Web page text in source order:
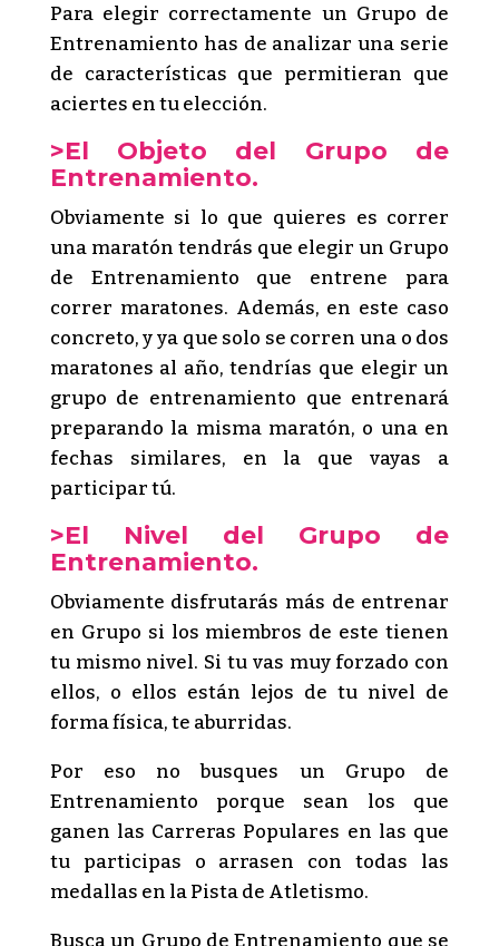
Para elegir correctamente un Grupo de
Entrenamiento has de analizar una serie
de características que permitieran que
aciertes en tu elección.
>El Objeto del Grupo de
Entrenamiento.
Obviamente si lo que quieres es correr
una maratón tendrás que elegir un Grupo
de Entrenamiento que entrene para
correr maratones. Además, en este caso
concreto, y ya que solo se corren una o dos
maratones al año, tendrías que elegir un
grupo de entrenamiento que entrenará
preparando la misma maratón, o una en
fechas similares, en la que vayas a
participar tú.
>El Nivel del Grupo de
Entrenamiento.
Obviamente disfrutarás más de entrenar
en Grupo si los miembros de este tienen
tu mismo nivel. Si tu vas muy forzado con
ellos, o ellos están lejos de tu nivel de
forma física, te aburridas.
Por eso no busques un Grupo de
Entrenamiento porque sean los que
ganen las Carreras Populares en las que
tu participas o arrasen con todas las
medallas en la Pista de Atletismo.
Busca un Grupo de Entrenamiento que se